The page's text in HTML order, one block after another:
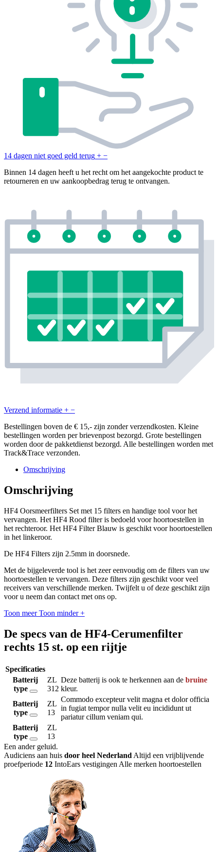
14 dagen niet goed geld terug + −
Binnen 14 dagen heeft u het recht om het aangekochte product te
retourneren en uw aankoopbedrag terug te ontvangen.
Verzend informatie + −
Bestellingen boven de € 15,- zijn zonder verzendkosten. Kleine
bestellingen worden per brievenpost bezorgd. Grote bestellingen
worden door de pakketdienst bezorgd. Alle bestellingen worden met
Track&Trace verzonden.
Omschrijving
Omschrijving
HF4 Oorsmeerfilters Set met 15 filters en handige tool voor het
vervangen. Het HF4 Rood filter is bedoeld voor hoortoestellen in
het rechteroor. Het HF4 Filter Blauw is geschikt voor hoortoestellen
in het linkeroor.
De HF4 Filters zijn 2.5mm in doorsnede.
Met de bijgeleverde tool is het zeer eenvoudig om de filters van uw
hoortoestellen te vervangen. Deze filters zijn geschikt voor veel
receivers van verschillende merken. Twijfelt u of deze geschikt zijn
voor u neem dan contact met ons op.
Toon meer Toon minder +
De specs van de HF4-Cerumenfilter
rechts 15 st. op een rijtje
Specificaties
Batterij
type
ZL
312
Deze batterij is ook te herkennen aan de bruine
kleur.
Batterij
type
ZL
13
Commodo excepteur velit magna et dolor officia
in fugiat tempor nulla velit eu incididunt ut
pariatur cillum veniam qui.
Batterij
type
ZL
13
Een ander geluid.
Audiciens aan huis door heel Nederland Altijd een vrijblijvende
proefperiode 12 IntoEars vestigingen Alle merken hoortoestellen